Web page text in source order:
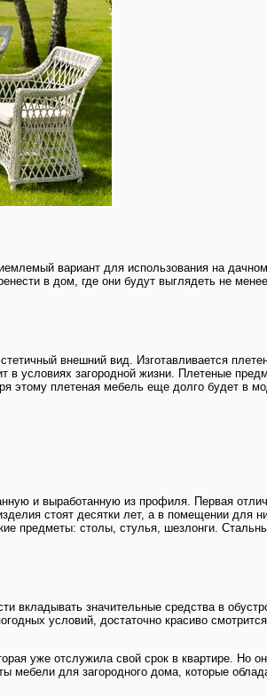
вариант для использования на
в дом, где они будут выглядеть не
внешний вид. Изготавливается
в условиях загородной жизни. Плетеные
этому плетеная мебель еще долго будет в
и выработанную из профиля. Первая
стоят десятки лет, а в помещении для
предметы: столы, стулья, шезлонги.
вкладывать значительные средства в
условий, достаточно красиво
уже отслужила свой срок в квартире. Но
мебели для загородного дома, которые